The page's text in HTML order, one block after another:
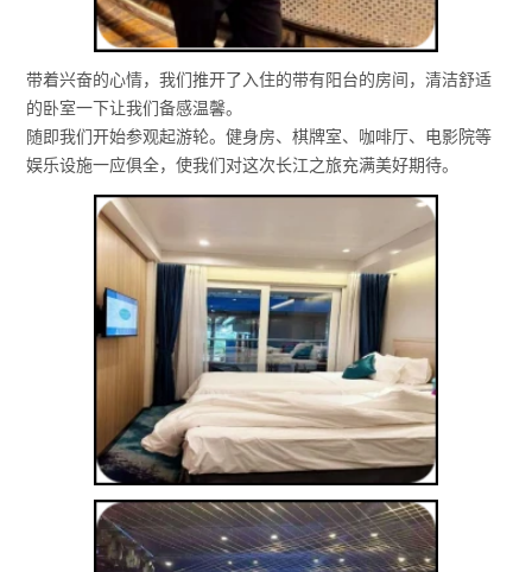
带着兴奋的心情，我们推开了入住的带有阳台的房间，清洁舒适
的卧室一下让我们备感温馨。
随即我们开始参观起游轮。健身房、棋牌室、咖啡厅、电影院等
娱乐设施一应俱全，使我们对这次长江之旅充满美好期待。